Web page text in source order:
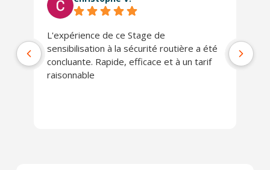
L'expérience de ce Stage de
sensibilisation à la sécurité routière a été
concluante. Rapide, efficace et à un tarif
raisonnable